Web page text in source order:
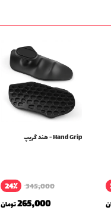
Hand Grip - هند گریپ
345,000 24٪
265,000تومان